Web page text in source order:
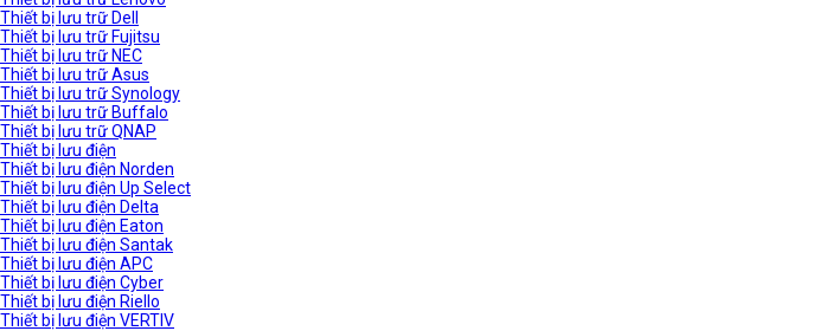
Thiết bị lưu trữ Dell
Thiết bị lưu trữ Fujitsu
Thiết bị lưu trữ NEC
Thiết bị lưu trữ Asus
Thiết bị lưu trữ Synology
Thiết bị lưu trữ Buffalo
Thiết bị lưu trữ QNAP
Thiết bị lưu điện
Thiết bị lưu điện Norden
Thiết bị lưu điện Up Select
Thiết bị lưu điện Delta
Thiết bị lưu điện Eaton
Thiết bị lưu điện Santak
Thiết bị lưu điện APC
Thiết bị lưu điện Cyber
Thiết bị lưu điện Riello
Thiết bị lưu điện VERTIV